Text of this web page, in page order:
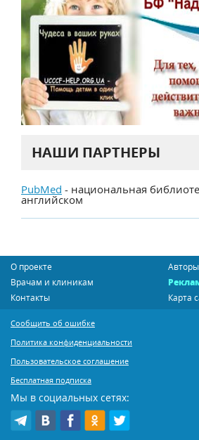
НАШИ ПАРТНЕРЫ
PubMed - национальная
английском
О проекте
Врачам и клиникам
Контакты
Карта
Сообщить об ошибке
Политика конфиденциальности
Пользовательское соглашение
Бесплатная подписка
Мы в социальных сетях: